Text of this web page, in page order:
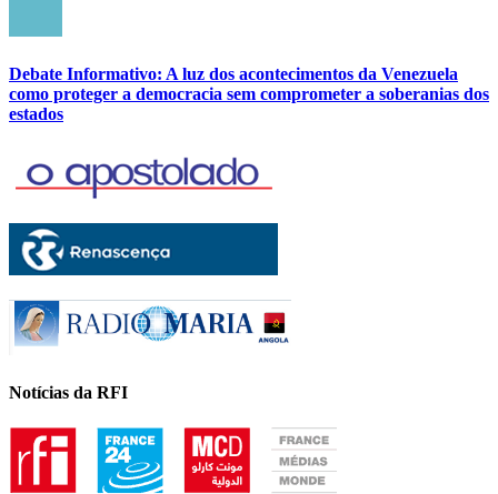
Debate Informativo: A luz dos acontecimentos da Venezuela
como proteger a democracia sem comprometer a soberanias dos
estados
Notícias da RFI